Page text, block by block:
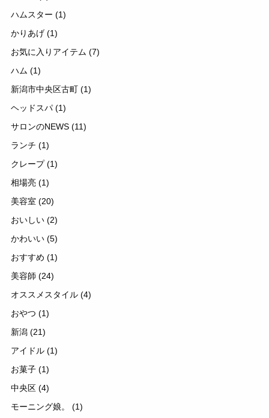
ハムスター (1)
かりあげ (1)
お気に入りアイテム (7)
ハム (1)
新潟市中央区古町 (1)
ヘッドスパ (1)
サロンのNEWS (11)
ランチ (1)
クレープ(1)
相場亮 (1)
美容室 (20)
おいしい (2)
かわいい (5)
おすすめ (1)
美容師 (24)
オススメスタイル (4)
おやつ (1)
新潟 (21)
アイドル (1)
お菓子 (1)
中央区 (4)
モーニング娘。 (1)